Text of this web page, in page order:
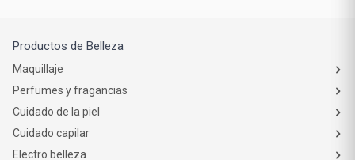
Productos de Belleza
Maquillaje
Perfumes y fragancias
Cuidado de la piel
Cuidado capilar
Electro belleza